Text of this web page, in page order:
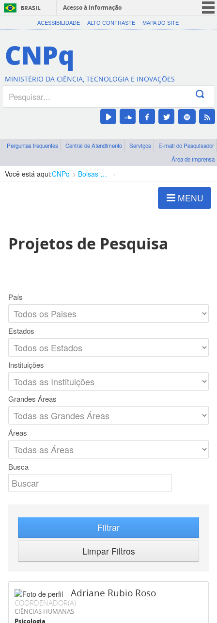
BRASIL
Acesso à informação
CORONAVÍRUS (COVID-19)
Canais
ACESSIBILIDADE ALTO CONTRASTE MAPA DO SITE
CNPq
MINISTÉRIO DA CIÊNCIA, TECNOLOGIA E INOVAÇÕES
Perguntas frequentes Central de Atendimento Serviços
E-mail do Pesquisador
Área de imprensa
Você está aqui:CNPq Bolsas e Auxílios Vigentes
MENU
Projetos de Pesquisa
País
Estados
Instituições
Grandes Áreas
Áreas
Busca
Filtrar
Limpar Filtros
Adriane Rubio Roso
COORDENADOR(A)
CIÊNCIAS HUMANAS
Psicologia